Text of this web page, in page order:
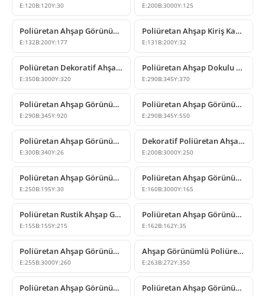
E:120B:120Y:30 E:200B:3000Y:125
Poliüretan Ahşap Görünümlü Kiriş Payandası Modeli
E:132B:200Y:177
Poliüretan Ahşap Kiriş Kapağı ve Mertek Sonu Modelleri
E:131 B:200Y:32
Poliüretan Dekoratif Ahşap Görünümlü Kiriş Modeli
E:350B:3000Y:320
Poliüretan Ahşap Dokulu Kiriş ve Payanda Modelleri
E:290B:345Y:370
Poliüretan Ahşap Görünümlü Rustik Payanda Kiriş
E:290B:345Y:920
Poliüretan Ahşap Görünümlü Dekoratif Payanda Modeli
E:290B:345Y:550
Poliüretan Ahşap Görünümlü Dekoratif Kiriş Kapağı
E:300B:340Y:26
Dekoratif Poliüretan Ahşap Görünümlü Kiriş ve Kütük Modeli
E:200B:3000Y:250
Poliüretan Ahşap Görünümlü Kiriş Kapağı Modelleri
E:250B:195Y:30
Poliüretan Ahşap Görünümlü Kiriş ve Mertek Modeli
E:160B:3000Y:165
Poliüretan Rustik Ahşap Görünümlü Kiriş Payandası Modeli
E:155B:155Y:215
Poliüretan Ahşap Görünümlü Rustik Kiriş Kapağı Modeli
E:162B:162Y:35
Poliüretan Ahşap Görünümlü Dekoratif Kiriş Kütük Modeli
E:255B:3000Y:260
Ahşap Görünümlü Poliüretan Payanda Modelleri
E:263B:272Y:350
Poliüretan Ahşap Görünümlü Rustik Payanda Modeli Poliüretan Ahşap Görünümlü Dekoratif Kiriş Destek Payandası